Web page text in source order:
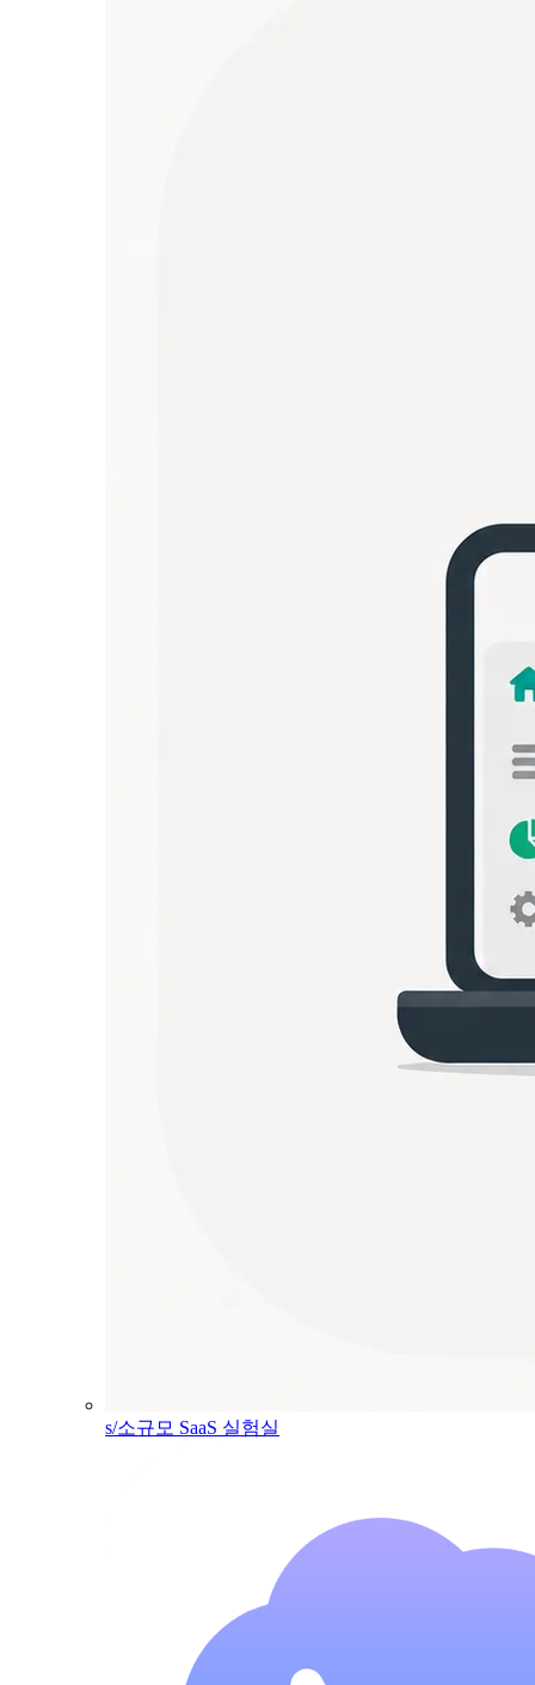
s/소규모 SaaS 실험실